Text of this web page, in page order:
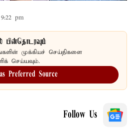
pm
பின்தொடரவும்
முக்கியச் செய்திகளை
செய்யவும்.
Preferred Source
Follow Us